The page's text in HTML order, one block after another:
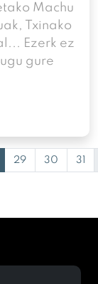
Machu
Txinako
Ezerk ez
gure
29 30 31